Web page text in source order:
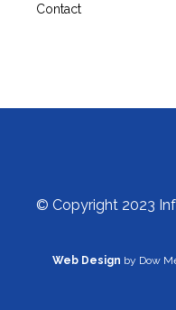
Contact
© Copyright 2023
Web Design by Dow